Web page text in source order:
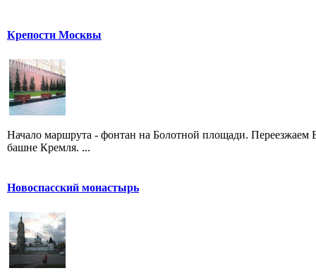
Крепости Москвы
Начало маршрута - фонтан на Болотной площади.
башне Кремля. ...
Новоспасский монастырь